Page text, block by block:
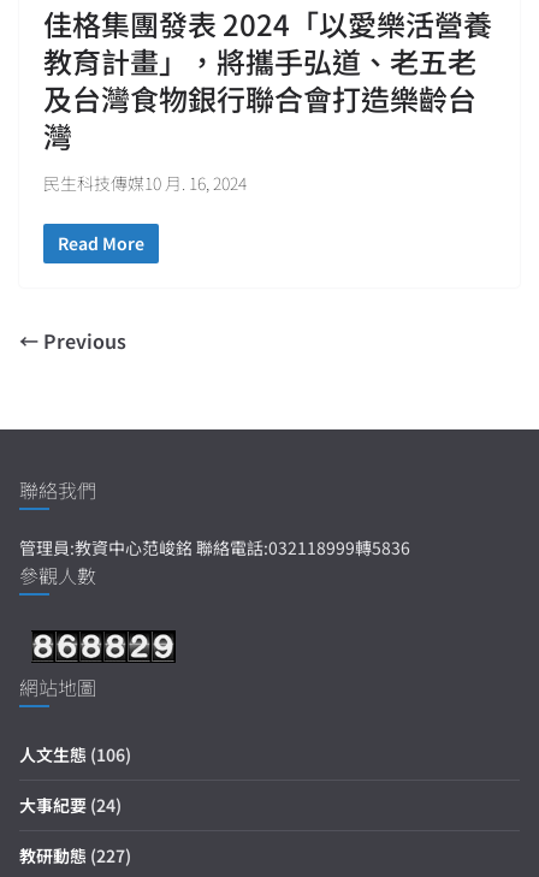
佳格集團發表 2024「以愛樂活營養
教育計畫」，將攜手弘道、老五老
及台灣食物銀行聯合會打造樂齡台
灣
民生科技傳媒10 月. 16, 2024
Read More
← Previous
聯絡我們
管理員:教資中心范峻銘 聯絡電話:032118999轉5836
參觀人數
網站地圖
人文生態 (106)
大事紀要 (24)
教研動態 (227)